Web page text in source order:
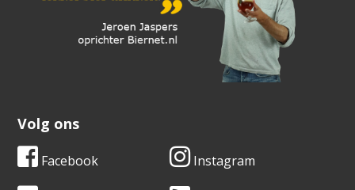
Volg ons
Facebook Instagram